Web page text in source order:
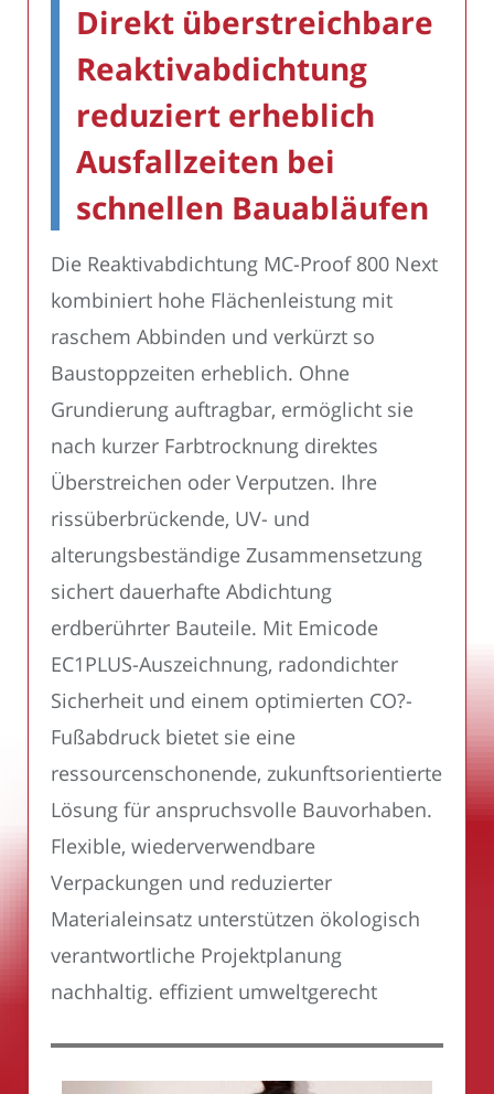
Direkt überstreichbare
Reaktivabdichtung
reduziert erheblich
Ausfallzeiten bei
schnellen Bauabläufen
Die Reaktivabdichtung MC-Proof 800 Next
kombiniert hohe Flächenleistung mit
raschem Abbinden und verkürzt so
Baustoppzeiten erheblich. Ohne
Grundierung auftragbar, ermöglicht sie
nach kurzer Farbtrocknung direktes
Überstreichen oder Verputzen. Ihre
rissüberbrückende, UV- und
alterungsbeständige Zusammensetzung
sichert dauerhafte Abdichtung
erdberührter Bauteile. Mit Emicode
EC1PLUS-Auszeichnung, radondichter
Sicherheit und einem optimierten CO?-
Fußabdruck bietet sie eine
ressourcenschonende, zukunftsorientierte
Lösung für anspruchsvolle Bauvorhaben.
Flexible, wiederverwendbare
Verpackungen und reduzierter
Materialeinsatz unterstützen ökologisch
verantwortliche Projektplanung
nachhaltig. effizient umweltgerecht